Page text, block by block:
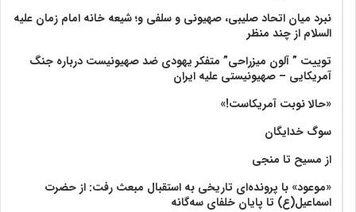
نبرد میان اتحاد صلیبی، صهیونی و سلفی و؛ شیعه خانه امام زمان علیه
السلام از چند منظر
توییت ” آلون میزراحی” متفکر یهودی ضد صهیونیست درباره جنگ
آمریکایی – صهیونیستی علیه ایران
«حالا نوبت آمریکاست!»
سوگ خدایگان
از مسیح تا منجی
«موعود» با پرونده‌ای تاریخی به استقبال مبعث رفت: از حضرت
اسماعیل(ع) تا پایان خلفای سه‌گانه